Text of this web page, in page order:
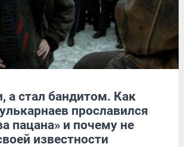
а стал бандитом. Как
прославился
пацана» и почему не
известности